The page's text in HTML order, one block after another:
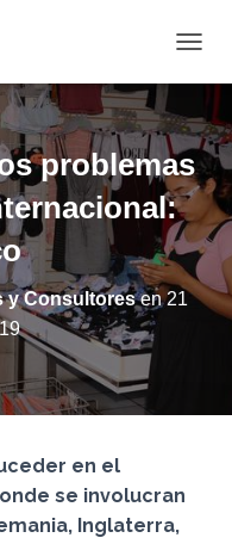
A
B
I
A
R
M
O
D
O
problemas
y Consultoresen21
en el
se involucran
Inglaterra,